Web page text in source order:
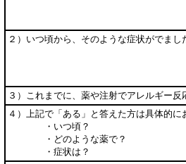
２）いつ頃から、そのような症状がでまし
３）これまでに、薬や注射でアレルギー
４）上記で「ある」と答えた方は具体的
・いつ頃？
・どのような薬で？
・症状は？